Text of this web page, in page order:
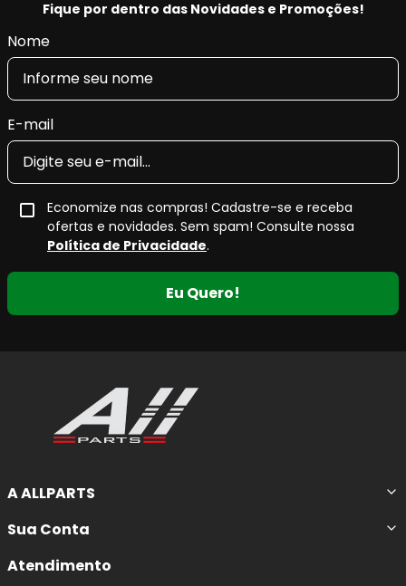
máxima tração, pilotagem precisa e segurança.
- Restaura as características originais do veículo,
conforto e retira as vibrações.
- Produto Original em diversas montadoras na
EUROPA e com certificado INMETRO.
Fique por dentro das Novidades e Promoções!
Nome
E-mail
Economize nas compras! Cadastre-se e receba
ofertas e novidades. Sem spam! Consulte nossa
Política de Privacidade.
Eu Quero!
A ALLPARTS
Sua Conta
Atendimento